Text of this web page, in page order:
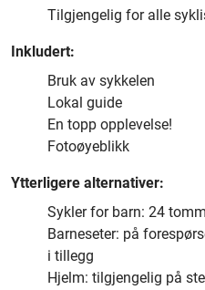
Tilgjengelig for alle
Inkludert:
Bruk av sykkelen
Lokal guide
En topp opplevelse!
Fotoøyeblikk
Ytterligere alternativer:
Sykler for barn: 24
Barneseter: på
i tillegg
Hjelm: tilgjengelig på